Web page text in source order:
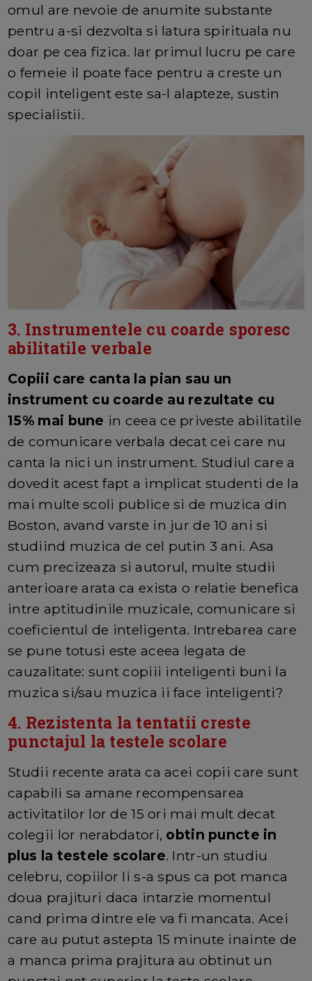
omul are nevoie de anumite substante
pentru a-si dezvolta si latura spirituala nu
doar pe cea fizica. Iar primul lucru pe care
o femeie il poate face pentru a creste un
copil inteligent este sa-l alapteze, sustin
specialistii.
3. Instrumentele cu coarde sporesc
abilitatile verbale
Copiii care canta la pian sau un
instrument cu coarde au rezultate cu
15% mai bune in ceea ce priveste abilitatile
de comunicare verbala decat cei care nu
canta la nici un instrument. Studiul care a
dovedit acest fapt a implicat studenti de la
mai multe scoli publice si de muzica din
Boston, avand varste in jur de 10 ani si
studiind muzica de cel putin 3 ani. Asa
cum precizeaza si autorul, multe studii
anterioare arata ca exista o relatie benefica
intre aptitudinile muzicale, comunicare si
coeficientul de inteligenta. Intrebarea care
se pune totusi este aceea legata de
cauzalitate: sunt copiii inteligenti buni la
muzica si/sau muzica ii face inteligenti?
4. Rezistenta la tentatii creste
punctajul la testele scolare
Studii recente arata ca acei copii care sunt
capabili sa amane recompensarea
activitatilor lor de 15 ori mai mult decat
colegii lor nerabdatori, obtin puncte in
plus la testele scolare. Intr-un studiu
celebru, copiilor li s-a spus ca pot manca
doua prajituri daca intarzie momentul
cand prima dintre ele va fi mancata. Acei
care au putut astepta 15 minute inainte de
a manca prima prajitura au obtinut un